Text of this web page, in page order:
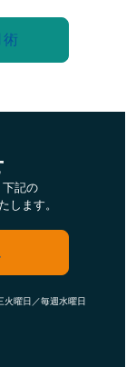
記の
します。
曜日／毎週水曜日